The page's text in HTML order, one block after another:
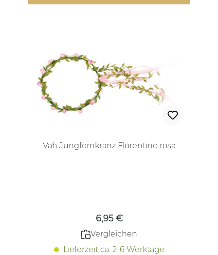
Vah Jungfernkranz Florentine rosa
6,95 €
Vergleichen
Lieferzeit ca. 2-6 Werktage